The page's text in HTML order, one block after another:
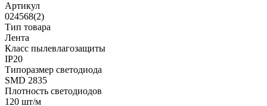
Артикул
024568(2)
Тип товара
Лента
Класс пылевлагозащиты
IP20
Типоразмер светодиода
SMD 2835
Плотность светодиодов
120 шт/м